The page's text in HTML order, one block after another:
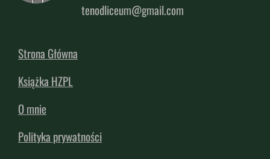
tenodliceum@gmail.com
Strona Główna
Książka HZPL
O mnie
Polityka prywatności